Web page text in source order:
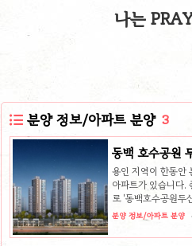
나는
분양 정보/아파트 분양 3
동백 호수공원
입지 분석, 분양
용인 지역이 한동안
아파트가 있습니다.
로 '동백호수공원두
통망인 지하철과는
라인이라는 경전철
다는 강점을 가진
분양 정보/아파트 분양